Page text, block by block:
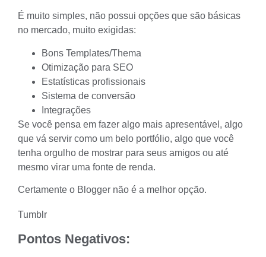
É muito simples, não possui opções que são básicas
no mercado, muito exigidas:
Bons Templates/Thema
Otimização para SEO
Estatísticas profissionais
Sistema de conversão
Integrações
Se você pensa em fazer algo mais apresentável, algo
que vá servir como um belo portfólio, algo que você
tenha orgulho de mostrar para seus amigos ou até
mesmo virar uma fonte de renda.
Certamente o Blogger não é a melhor opção.
Tumblr
Pontos Negativos: